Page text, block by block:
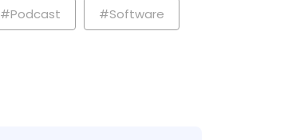
#Podcast #Software